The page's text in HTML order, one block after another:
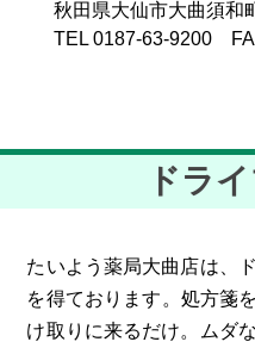
秋田県大仙市大曲須和
TEL 0187-63-9200
ドラ
たいよう薬局大曲店は、
を得ております。処方箋
け取りに来るだけ。ムダ